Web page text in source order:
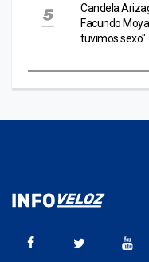
Candela
Facundo
tuvimos sexo"